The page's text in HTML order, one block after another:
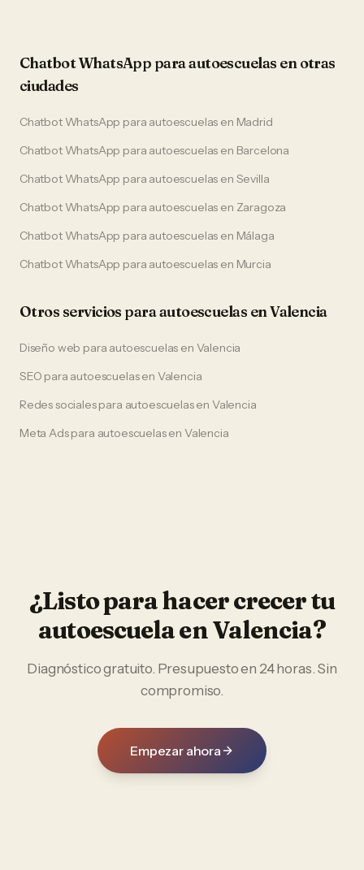
Chatbot WhatsApp paraautoescuelas en otras
ciudades
Chatbot WhatsApp para autoescuelas en Madrid
Chatbot WhatsApp para autoescuelas en Barcelona
Chatbot WhatsApp para autoescuelas en Sevilla
Chatbot WhatsApp para autoescuelas en Zaragoza
Chatbot WhatsApp para autoescuelas en Málaga
Chatbot WhatsApp para autoescuelas en Murcia
Otros servicios paraautoescuelas enValencia
Diseño web para autoescuelas en Valencia
SEO para autoescuelasen Valencia
Redes socialespara autoescuelasen Valencia
Meta Adspara autoescuelasen Valencia
¿Listo para hacer crecer tu
autoescuelaenValencia?
Diagnóstico gratuito. Presupuesto en 24 horas. Sin
compromiso.
Empezar ahora